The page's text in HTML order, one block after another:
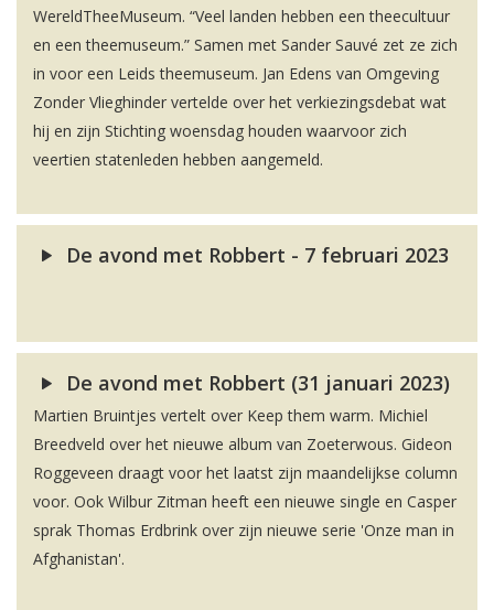
WereldTheeMuseum. “Veel landen hebben een theecultuur
en een theemuseum.” Samen met Sander Sauvé zet ze zich
in voor een Leids theemuseum. Jan Edens van Omgeving
Zonder Vlieghinder vertelde over het verkiezingsdebat wat
hij en zijn Stichting woensdag houden waarvoor zich
veertien statenleden hebben aangemeld.
De avond met Robbert - 7 februari 2023
De avond met Robbert (31 januari 2023)
Martien Bruintjes vertelt over Keep them warm. Michiel
Breedveld over het nieuwe album van Zoeterwous. Gideon
Roggeveen draagt voor het laatst zijn maandelijkse column
voor. Ook Wilbur Zitman heeft een nieuwe single en Casper
sprak Thomas Erdbrink over zijn nieuwe serie 'Onze man in
Afghanistan'.